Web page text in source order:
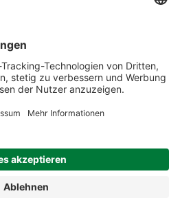
Ehlers
Bewertungen vorhanden.